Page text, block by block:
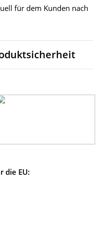
für dem Kunden nach
die EU: